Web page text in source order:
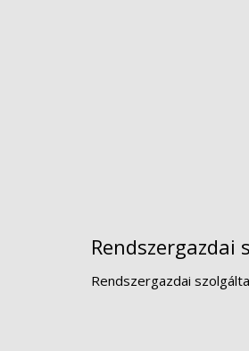
Rendszergazdai
Rendszergazdai